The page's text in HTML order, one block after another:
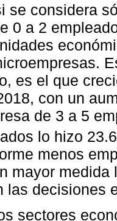
se considera
0 a 2
es el que
con un
de 3 a 5
lo hizo
menos
mayor
las decisiones
sectores